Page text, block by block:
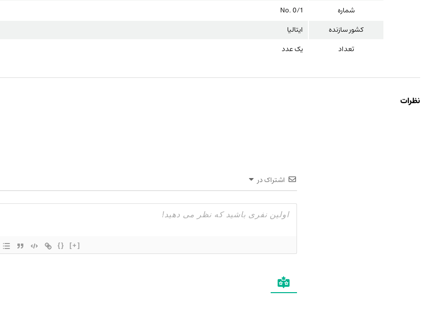
شماره
No. 0/1
کشور سازنده
ایتالیا
تعداد
یک عدد
نظرات
اشتراک در
{} [+]